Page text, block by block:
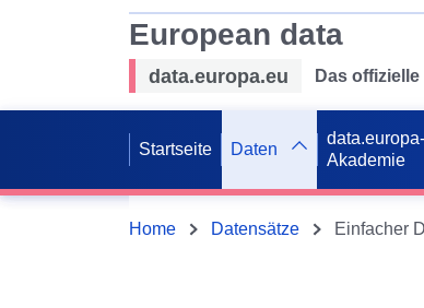
European data
data.europa.eu Das
Startseite Daten
data.europa-
Akademie
Home Datensätze